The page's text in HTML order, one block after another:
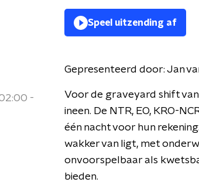
-
Speel uitzending af
Gepresenteerd door: Jan
Voor de graveyard shift van
ineen. De NTR, EO, KRO-
één nacht voor hun
wakker van ligt, met
onvoorspelbaar als
bieden.